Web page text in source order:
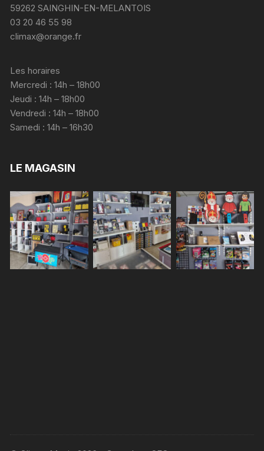
59262 SAINGHIN-EN-MELANTOIS
03 20 46 55 98
climax@orange.fr
Les horaires
Mercredi : 14h – 18h00
Jeudi : 14h – 18h00
Vendredi : 14h – 18h00
Samedi : 14h – 16h30
LE MAGASIN